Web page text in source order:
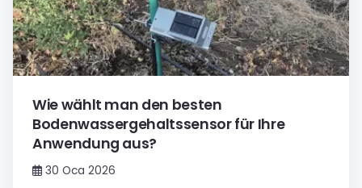
Wie wählt man den besten
Bodenwassergehaltssensor für Ihre
Anwendung aus?
30 Oca 2026